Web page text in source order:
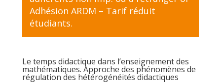
Adhésion ARDM – Tarif réduit
étudiants.
Le temps didactique dans l’enseignement des
mathématiques. Approche des phénomènes de
régulation des hétérogénéités didactiques